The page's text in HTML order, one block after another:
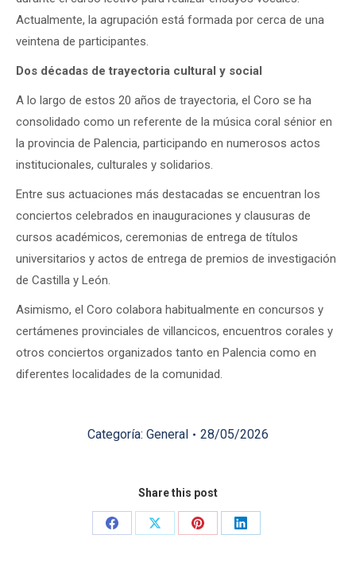
Actualmente, la agrupación está formada por cerca de una
veintena de participantes.
Dos décadas de trayectoria cultural y social
A lo largo de estos 20 años de trayectoria, el Coro se ha
consolidado como un referente de la música coral sénior en
la provincia de Palencia, participando en numerosos actos
institucionales, culturales y solidarios.
Entre sus actuaciones más destacadas se encuentran los
conciertos celebrados en inauguraciones y clausuras de
cursos académicos, ceremonias de entrega de títulos
universitarios y actos de entrega de premios de investigación
de Castilla y León.
Asimismo, el Coro colabora habitualmente en concursos y
certámenes provinciales de villancicos, encuentros corales y
otros conciertos organizados tanto en Palencia como en
diferentes localidades de la comunidad.
Categoría: General 28/05/2026
Share this post
Share
Share
Share
Share